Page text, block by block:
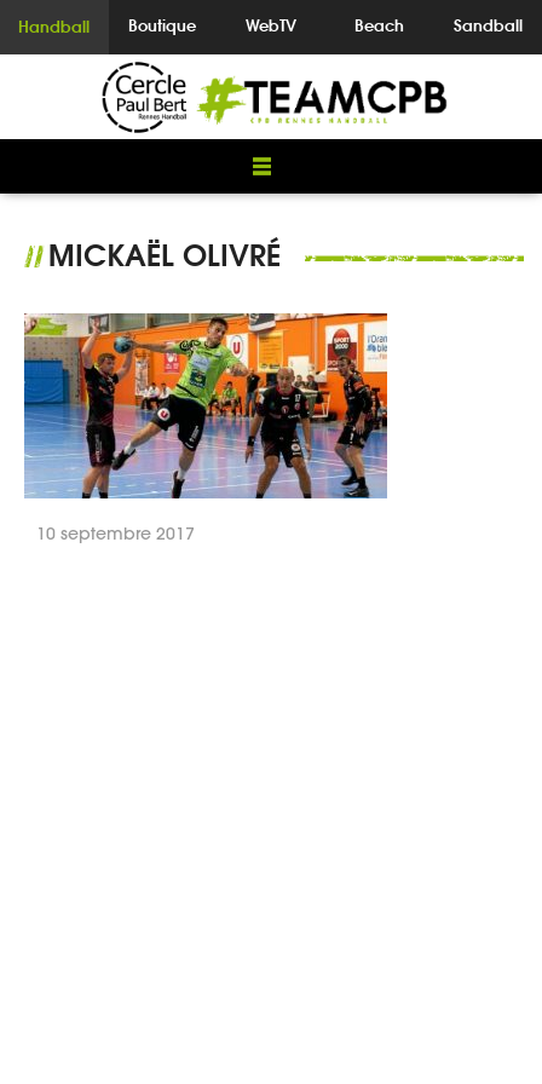
Handball Boutique WebTV Beach Sandball
//MICKAËL OLIVRÉ
10 septembre 2017